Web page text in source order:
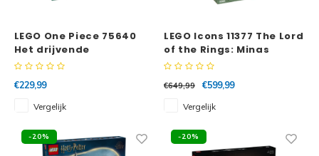
Gabby's Dollhouse
Animal Crossing
DREAMZzz
Sonic the Hedgehog
LEGO One Piece 75640
Het drijvende
restaurant Baratie
€229,99
Vergelijk
LEGO Icons 11377 The Lord
of the Rings: Minas
Tirith™
€649,99
€599,99
Vergelijk
-20% -20%